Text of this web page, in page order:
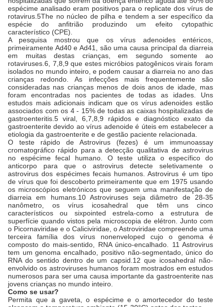
espécime analisado eram positivos para o replicate dos vírus de
rotavirus.5The no núcleo de pilha e tendem a ser específico da
espécie do anfitrião produzindo um efeito cytopathic
característico (CPE).
A pesquisa mostrou que os vírus adenoides entéricos,
primeiramente Ad40 e Ad41, são uma causa principal da diarreia
em muitas destas crianças, em segundo somente ao
rotaviruses.6, 7,8,9 que estes micróbios patogênicos virais foram
isolados no mundo inteiro, e podem causar a diarreia no ano das
crianças redondo. As infecções mais frequentemente são
consideradas nas crianças menos de dois anos de idade, mas
foram encontradas nos pacientes de todas as idades. Uns
estudos mais adicionais indicam que os vírus adenoides estão
associados com os 4 - 15% de todas as caixas hospitalizadas de
gastroenteritis.5 viral, 6,7,8,9 rápidos e diagnóstico exato da
gastroenterite devido ao vírus adenoide é úteis em estabelecer a
etiologia da gastroenterite e de gestão paciente relacionada.
O teste rápido de Astrovirus (fezes) é um immunoassay
cromatográfico rápido para a detecção qualitativa de astrovirus
no espécime fecal humano. O teste utiliza o específico do
anticorpo para que o astrovirus detecte seletivamente o
astrovirus dos espécimes fecais humanos. Astrovirus é um tipo
de vírus que foi descoberto primeiramente que em 1975 usando
os microscópios eletrónicos que seguem uma manifestação de
diarreia em humans.10 Astroviruses seja diâmetro de 28-35
nanômetro, os vírus icosahedral que têm uns cinco
característicos ou sixpointed estrela-como a estrutura de
superfície quando vistos pela microscopia de elétron. Junto com
o Picornaviridae e o Caliciviridae, o Astroviridae compreende uma
terceira família dos vírus nonenveloped cujo o genoma é
composto do mais-sentido, RNA único-encalhado. 11 Astrovirus
tem um genoma encalhado, positivo não-segmentado, único do
RNA do sentido dentro de um capsid.12 que icosahedral não-
envolvido os astroviruses humanos foram mostrados em estudos
numerosos para ser uma causa importante da gastroenterite nas
jovens crianças no mundo inteiro.
Como se usar?
Permita que a gaveta, o espécime e o amortecedor do teste